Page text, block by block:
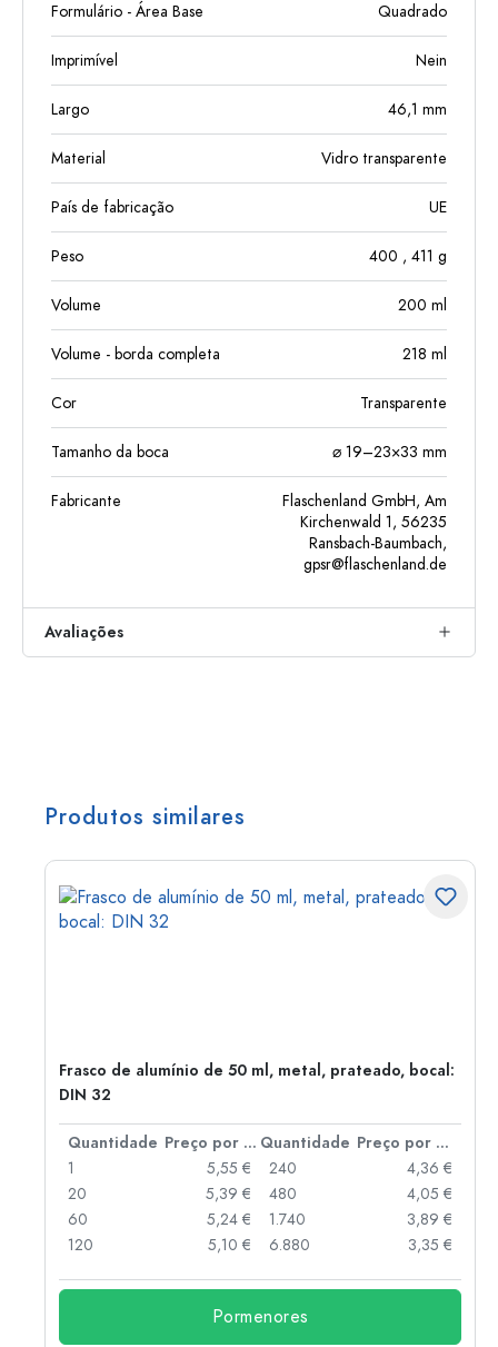
Formulário - Área Base Quadrado
Imprimível Nein
Largo 46,1 mm
Material Vidro transparente
País de fabricação UE
Peso 400 , 411 g
Volume 200 ml
Volume - borda completa 218 ml
Cor Transparente
Tamanho da boca ⌀ 19–23×33 mm
Fabricante
Flaschenland GmbH, Am
Kirchenwald 1, 56235
Ransbach-Baumbach,
gpsr@flaschenland.de
Avaliações
Produtos similares
Frasco de alumínio de 50 ml, metal, prateado, bocal:
DIN 32
Quantidade Preço por peça Quantidade
Preço por peça
1
5,55 €
20
5,39 €
60
5,24 €
120
5,10 €
240
4,36 €
480
4,05 €
1.740
3,89 €
6.880
3,35 €
Pormenores